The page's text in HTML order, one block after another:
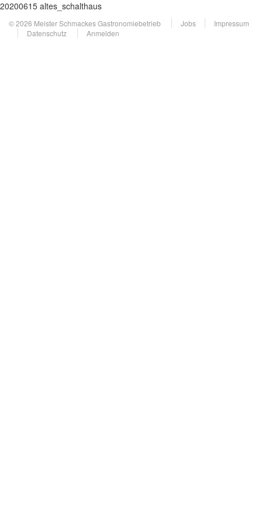
20200615 altes_schalthaus
© 2026 Meister Schmackes Gastronomiebetrieb Jobs
Impressum
Datenschutz
Anmelden